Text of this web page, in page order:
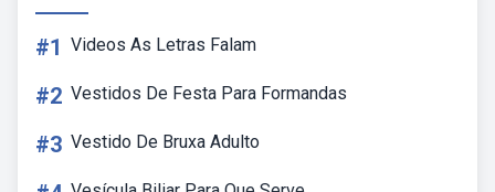
#1 Videos As Letras Falam
#2 Vestidos De Festa Para Formandas
#3 Vestido De Bruxa Adulto